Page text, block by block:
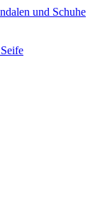
und Schuhe